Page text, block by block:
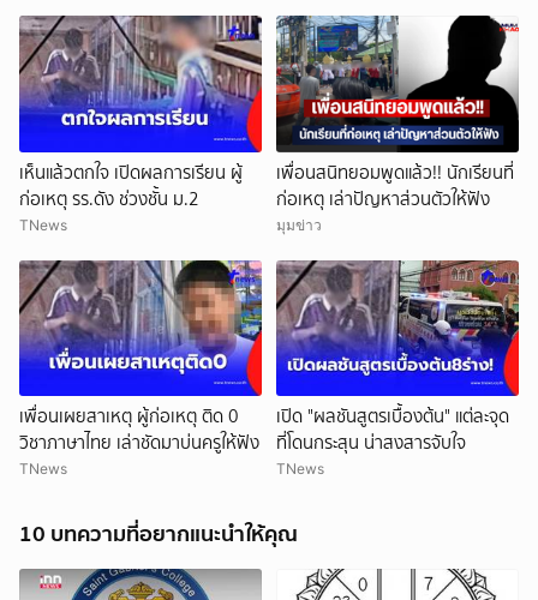
เห็นแล้วตกใจ เปิดผลการเรียน ผู้
ก่อเหตุ รร.ดัง ช่วงชั้น ม.2
TNews
เพื่อนสนิทยอมพูดแล้ว!! นักเรียนที่
ก่อเหตุ เล่าปัญหาส่วนตัวให้ฟัง
มุมข่าว
เพื่อนเผยสาเหตุ ผู้ก่อเหตุ ติด 0
วิชาภาษาไทย เล่าชัดมาบ่นครูให้ฟัง
TNews
เปิด "ผลชันสูตรเบื้องต้น" แต่ละจุด
ที่โดนกระสุน น่าสงสารจับใจ
TNews
10 บทความที่อยากแนะนำให้คุณ